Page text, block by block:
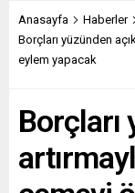
Anasayfa
Haberler
Borçları yüzünden
eylem yapacak
Borçları